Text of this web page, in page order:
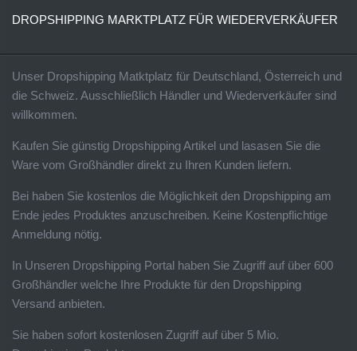
DROPSHIPPING MARKTPLATZ FÜR WIEDERVERKÄUFER
Unser Dropshipping Matktplatz für Deutschland, Österreich und
die Schweiz. Ausschließlich Händler und Wiederverkäufer sind
willkommen.
Kaufen Sie günstig Dropshipping Artikel und lasasen Sie die
Ware vom Großhändler direkt zu Ihren Kunden liefern.
Bei haben Sie kostenlos die Möglichkeit den Dropshipping am
Ende jedes Produktes anzuschreiben. Keine Kostenpflichtige
Anmeldung nötig.
In Unseren Dropshipping Portal haben Sie Zugriff auf über 600
Großhändler welche Ihre Produkte für den Dropshipping
Versand anbieten.
Sie haben sofort kostenlosen Zugriff auf über 5 Mio.